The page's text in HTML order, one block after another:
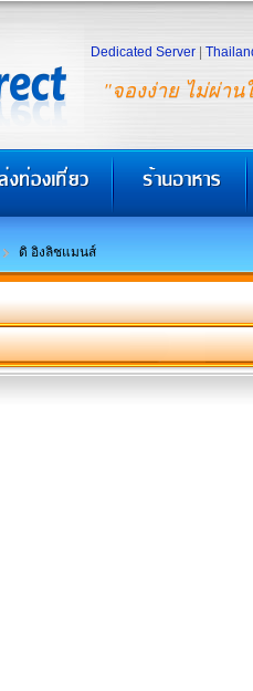
"จองง่าย ไม่ผ่าน
Dedicated Server
ดิ อิงลิชแมนส์